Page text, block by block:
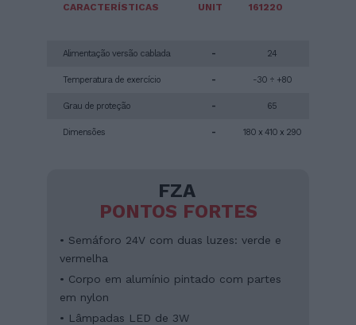
CARACTERÍSTICAS
Alimentação versão cablada
Temperatura de exercício
Grau de proteção
Dimensões
UNIT
-
-
-
-
161220
24
-30 ÷ +80
65
180 x 410 x 290
FZA
PONTOS FORTES
• Semáforo 24V com duas luzes: verde e
vermelha
• Corpo em alumínio pintado com partes
em nylon
• Lâmpadas LED de 3W